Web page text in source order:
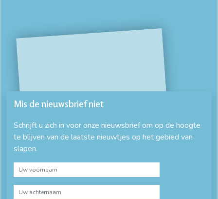
Mis de nieuwsbrief niet
Schrijft u zich in voor onze nieuwsbrief om op de hoogte
te blijven van de laatste nieuwtjes op het gebied van
slapen.